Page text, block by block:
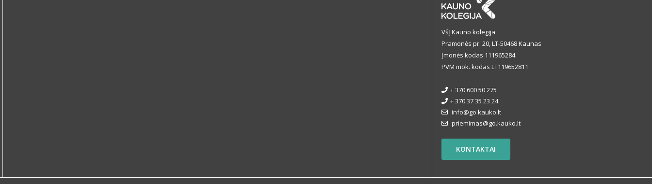
VšĮ Kauno kolegija
Pramonės pr. 20, LT-50468 Kaunas
Įmonės kodas 111965284
PVM mok. kodas LT119652811
+ 370 600 50 275
+ 370 37 35 23 24
info@go.kauko.lt
priemimas@go.kauko.lt
KONTAKTAI